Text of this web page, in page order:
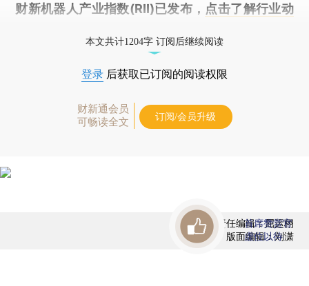
财新机器人产业指数(RII)已发布， 点击了解行业动
本文共计1204字 订阅后继续阅读
登录 后获取已订阅的阅读权限
财新通会员
可畅读全文
订阅/会员升级
责任编辑：屈运栩
版面编辑：刘潇
首席赞赏官
虚位以待